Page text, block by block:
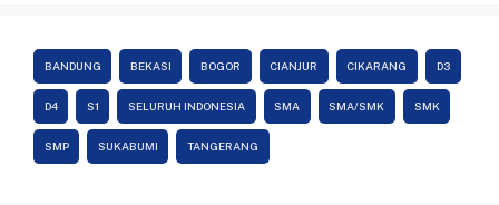
BANDUNG BEKASI BOGOR CIANJUR CIKARANG D3
D4 S1 SELURUH INDONESIA SMA SMA/SMK SMK
SMP SUKABUMI TANGERANG